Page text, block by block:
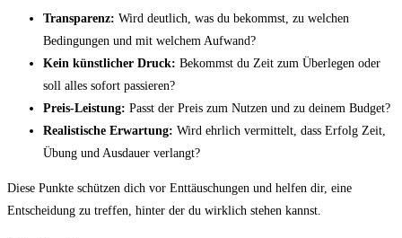
Transparenz: Wird deutlich, was du bekommst, zu welchen
Bedingungen und mit welchem Aufwand?
Kein künstlicher Druck: Bekommst du Zeit zum Überlegen oder
soll alles sofort passieren?
Preis-Leistung: Passt der Preis zum Nutzen und zu deinem Budget?
Realistische Erwartung: Wird ehrlich vermittelt, dass Erfolg Zeit,
Übung und Ausdauer verlangt?
Diese Punkte schützen dich vor Enttäuschungen und helfen dir, eine
Entscheidung zu treffen, hinter der du wirklich stehen kannst.